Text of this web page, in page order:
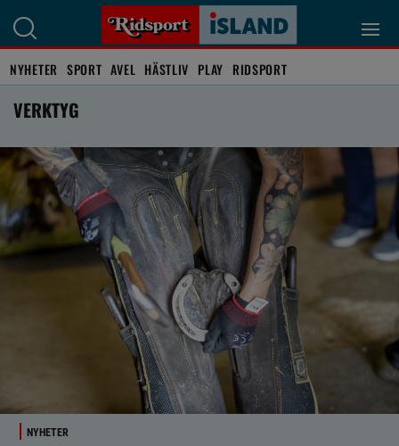
NYHETER SPORT AVEL HÄSTLIV PLAY RIDSPORT
VERKTYG
NYHETER